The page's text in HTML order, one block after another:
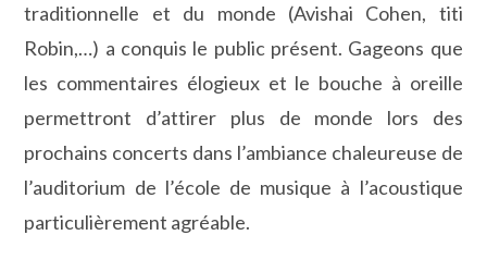
traditionnelle et du monde (Avishai Cohen, titi
Robin,…) a conquis le public présent. Gageons que
les commentaires élogieux et le bouche à oreille
permettront d’attirer plus de monde lors des
prochains concerts dans l’ambiance chaleureuse de
l’auditorium de l’école de musique à l’acoustique
particulièrement agréable.